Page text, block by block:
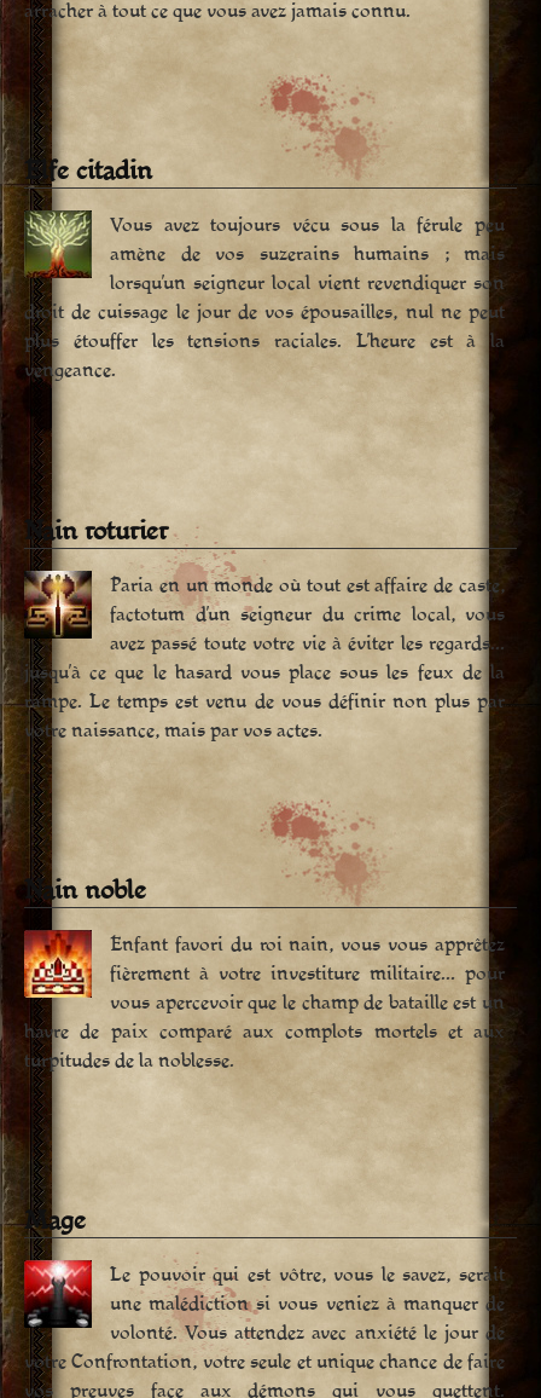
arracher à tout ce que vous avez jamais connu.
Elfe citadin
Vous avez toujours vécu sous la férule peu
amène de vos suzerains humains ; mais
lorsqu’un seigneur local vient revendiquer son
droit de cuissage le jour de vos épousailles, nul ne peut
plus étouffer les tensions raciales. L’heure est à la
vengeance.
Nain roturier
Paria en un monde où tout est affaire de caste,
factotum d’un seigneur du crime local, vous
avez passé toute votre vie à éviter les regards…
jusqu’à ce que le hasard vous place sous les feux de la
rampe. Le temps est venu de vous définir non plus par
votre naissance, mais par vos actes.
Nain noble
Enfant favori du roi nain, vous vous apprêtez
fièrement à votre investiture militaire… pour
vous apercevoir que le champ de bataille est un
havre de paix comparé aux complots mortels et aux
turpitudes de la noblesse.
Mage
Le pouvoir qui est vôtre, vous le savez, serait
une malédiction si vous veniez à manquer de
volonté. Vous attendez avec anxiété le jour de
votre Confrontation, votre seule et unique chance de faire
vos preuves face aux démons qui vous guettent.